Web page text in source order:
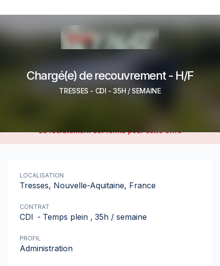
Chargé(e) de recouvrement - H/F
TRESSES - CDI - 35H / SEMAINE
Le recrutement est fermé pour cette offre
LOCALISATION
Tresses, Nouvelle-Aquitaine, France
CONTRAT
CDI - Temps plein , 35h / semaine
PROFIL
Administration